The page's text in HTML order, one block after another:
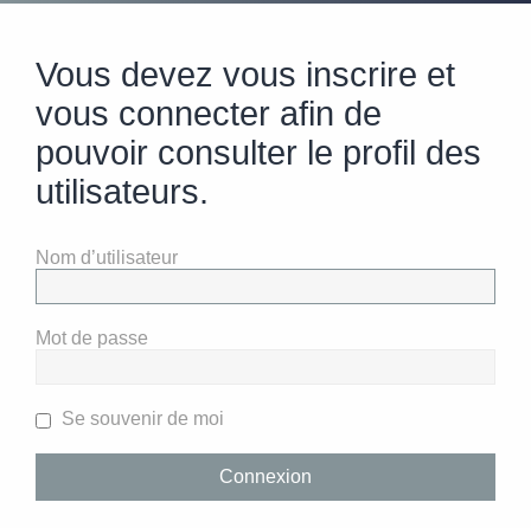
Vous devez vous inscrire et
vous connecter afin de
pouvoir consulter le profil des
utilisateurs.
Nom d’utilisateur
Mot de passe
Se souvenir de moi